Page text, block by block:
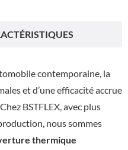
contemporaine, la
et d’une efficacité accrue
BSTFLEX, avec plus
nous sommes
thermique